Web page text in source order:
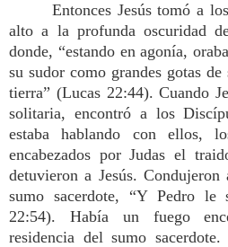
Entonces Jesús tomó a
alto a la profunda oscuridad
donde, “estando en agonía,
su sudor como grandes gotas
tierra” (Lucas 22:44). Cuando
solitaria, encontró a los
estaba hablando con ellos,
encabezados por Judas el
detuvieron a Jesús. Condujeron
sumo sacerdote, “Y Pedro le
22:54). Había un fuego
residencia del sumo